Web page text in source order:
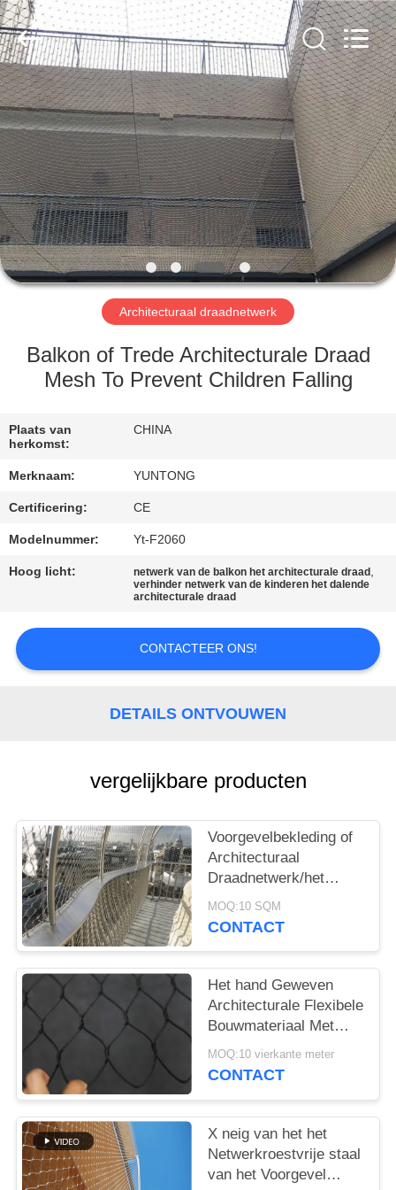
HUIS
PRODUCTEN
ONGEVEER
ONS
FABRIEKSREIS
KWALITEITSCONTROLE
ONS
NIEUWS
VERZOEK
OM EEN
SITEMAP
PRIVACYBELEID
Anping
Yuntong
Metal
Wire
Mesh
Co.,Ltd.
All
Rights
Reserved.
Architecturaal draadnetwerk
Balkon of Trede Architecturale Draad
Mesh To Prevent Children Falling
Plaats van
herkomst:
CHINA
Merknaam: YUNTONG
Certificering: CE
Modelnummer: Yt-F2060
Hoog licht: netwerk van de balkon het architecturale draad ,
verhinder netwerk van de kinderen het dalende
architecturale draad
CONTACTEER ONS!
DETAILS ONTVOUWEN
vergelijkbare producten
Voorgevelbekleding of
Architecturaal
Draadnetwerk/het
Netwerk van de
Roestvrij staalkabel
MOQ:10 SQM
CONTACT
Het hand Geweven
Architecturale Flexibele
Bouwmateriaal Met
grote trekspanning van
het Draadnetwerk
MOQ:10 vierkante meter
CONTACT
X neig van het het
Netwerkroestvrije staal
van het Voorgevel